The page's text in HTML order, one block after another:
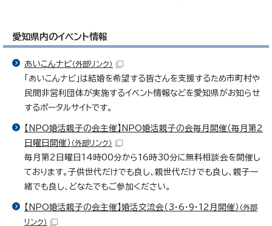
愛知県内のイベント情報
あいこんナビ（外部リンク）
「あいこんナビ」は結婚を希望する皆さんを支援するため市町村や
民間非営利団体が実施するイベント情報などを愛知県がお知らせ
するポータルサイトです。
【NPO婚活親子の会主催】NPO婚活親子の会毎月開催（毎月第2
日曜日開催） （外部リンク）
毎月第2日曜日14時00分から16時30分に無料相談会を開催し
ております。子供世代だけでも良し、親世代だけでも良し、親子一
緒でも良し、どなたでもご参加ください。
【NPO婚活親子の会主催】婚活交流会（3・6・9・12月開催） （外部
リンク）